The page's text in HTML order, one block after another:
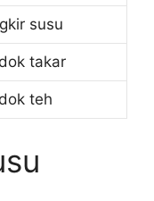
susu
takar
teh